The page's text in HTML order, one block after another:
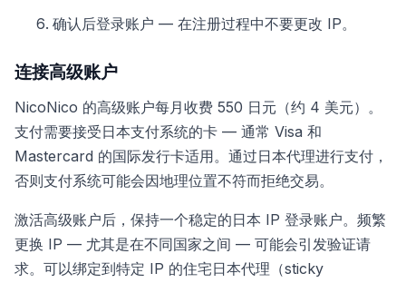
确认后登录账户 — 在注册过程中不要更改 IP。
连接高级账户
NicoNico 的高级账户每月收费 550 日元（约 4 美元）。
支付需要接受日本支付系统的卡 — 通常 Visa 和
Mastercard 的国际发行卡适用。通过日本代理进行支付，
否则支付系统可能会因地理位置不符而拒绝交易。
激活高级账户后，保持一个稳定的日本 IP 登录账户。频繁
更换 IP — 尤其是在不同国家之间 — 可能会引发验证请
求。可以绑定到特定 IP 的住宅日本代理（sticky